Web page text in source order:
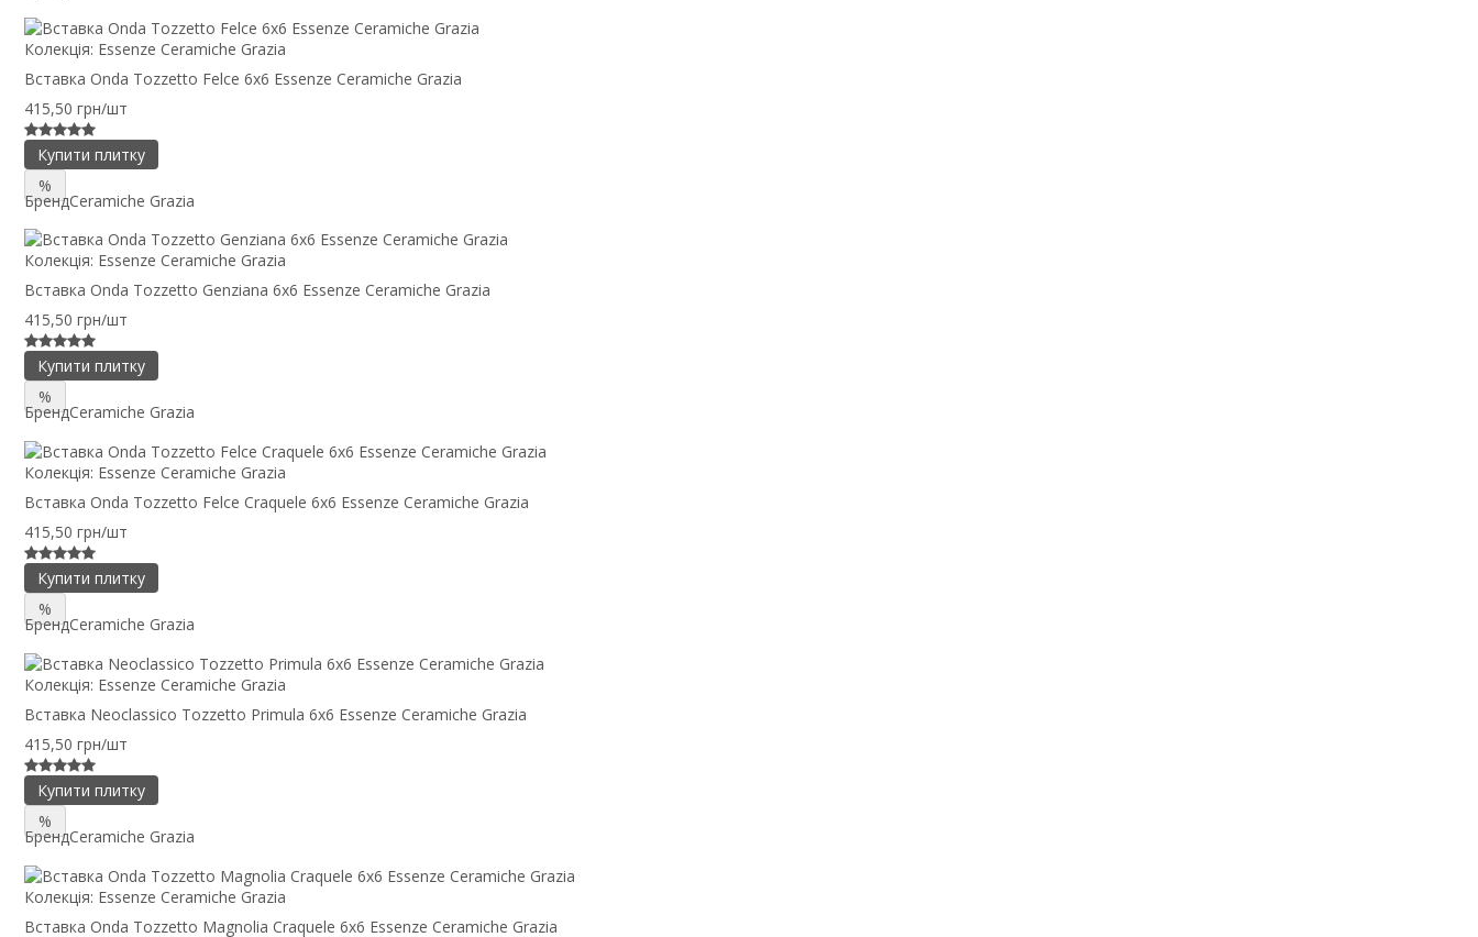
Колекція: Essenze Ceramiche Grazia
Вставка Onda Tozzetto Felce 6x6 Essenze Ceramiche Grazia
415,50 грн/шт
Купити плитку
%
БрендCeramiche Grazia
Колекція: Essenze Ceramiche Grazia
Вставка Onda Tozzetto Genziana 6x6 Essenze Ceramiche Grazia
415,50 грн/шт
Купити плитку
%
БрендCeramiche Grazia
Колекція: Essenze Ceramiche Grazia
Вставка Onda Tozzetto Felce Craquele 6x6 Essenze Ceramiche Grazia
415,50 грн/шт
Купити плитку
%
БрендCeramiche Grazia
Колекція: Essenze Ceramiche Grazia
Вставка Neoclassico Tozzetto Primula 6x6 Essenze Ceramiche Grazia
415,50 грн/шт
Купити плитку
%
БрендCeramiche Grazia
Колекція: Essenze Ceramiche Grazia
Вставка Onda Tozzetto Magnolia Craquele 6x6 Essenze Ceramiche Grazia